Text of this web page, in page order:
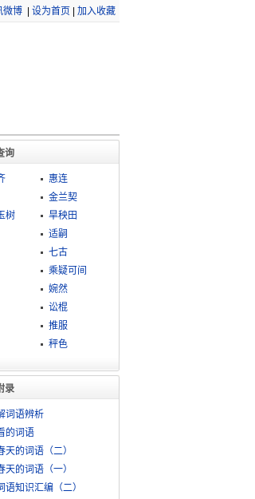
微博 设为首页 加入收藏
询
惠连
金兰契
树
旱秧田
适嗣
七古
乘疑可间
婉然
讼棍
推服
秤色
录
词语辨析
的词语
天的词语（二）
天的词语（一）
语知识汇编（二）